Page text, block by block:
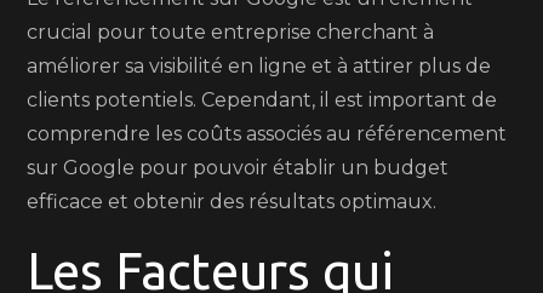
crucial pour toute entreprise cherchant à
améliorer sa visibilité en ligne et à attirer plus de
clients potentiels. Cependant, il est important de
comprendre les coûts associés au référencement
sur Google pour pouvoir établir un budget
efficace et obtenir des résultats optimaux.
Les Facteurs qui